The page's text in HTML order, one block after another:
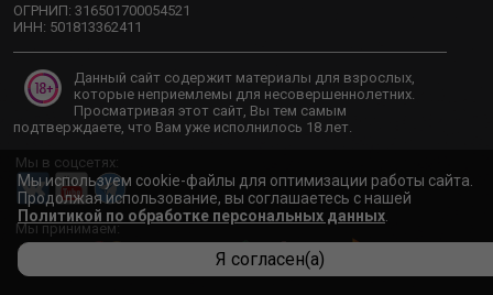
ОГРНИП: 316501700054521
ИНН: 501813362411
Данный сайт содержит материалы для взрослых,
которые неприемлемы для несовершеннолетних.
Просматривая этот сайт, Вы тем самым
подтверждаете, что Вам уже исполнилось 18 лет.
Мы в соцсетях:
Мы принимаем:
Мы используем cookie-файлы для оптимизации работы сайта.
Продолжая использование, вы соглашаетесь с нашей
Политикой по обработке персональных данных
Я согласен(а)